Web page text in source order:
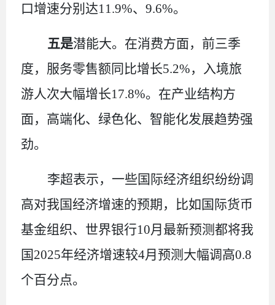
口增速分别达11.9%、 9.6%。
五是潜能大。在消费方面，前三季
度，服务零售额同比增长5.2%，入境旅
游人次大幅增长17.8%。在产业结构方
面，高端化、绿色化、智能化发展趋势强
劲。
李超表示，一些国际经济组织纷纷调
高对我国经济增速的预期，比如国际货币
基金组织、世界银行10月最新预测都将我
国2025年经济增速较4月预测大幅调高0.8
个百分点。